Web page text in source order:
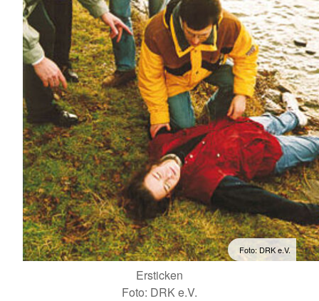
Foto: DRK e.V.
Ersticken
Foto: DRK e.V.